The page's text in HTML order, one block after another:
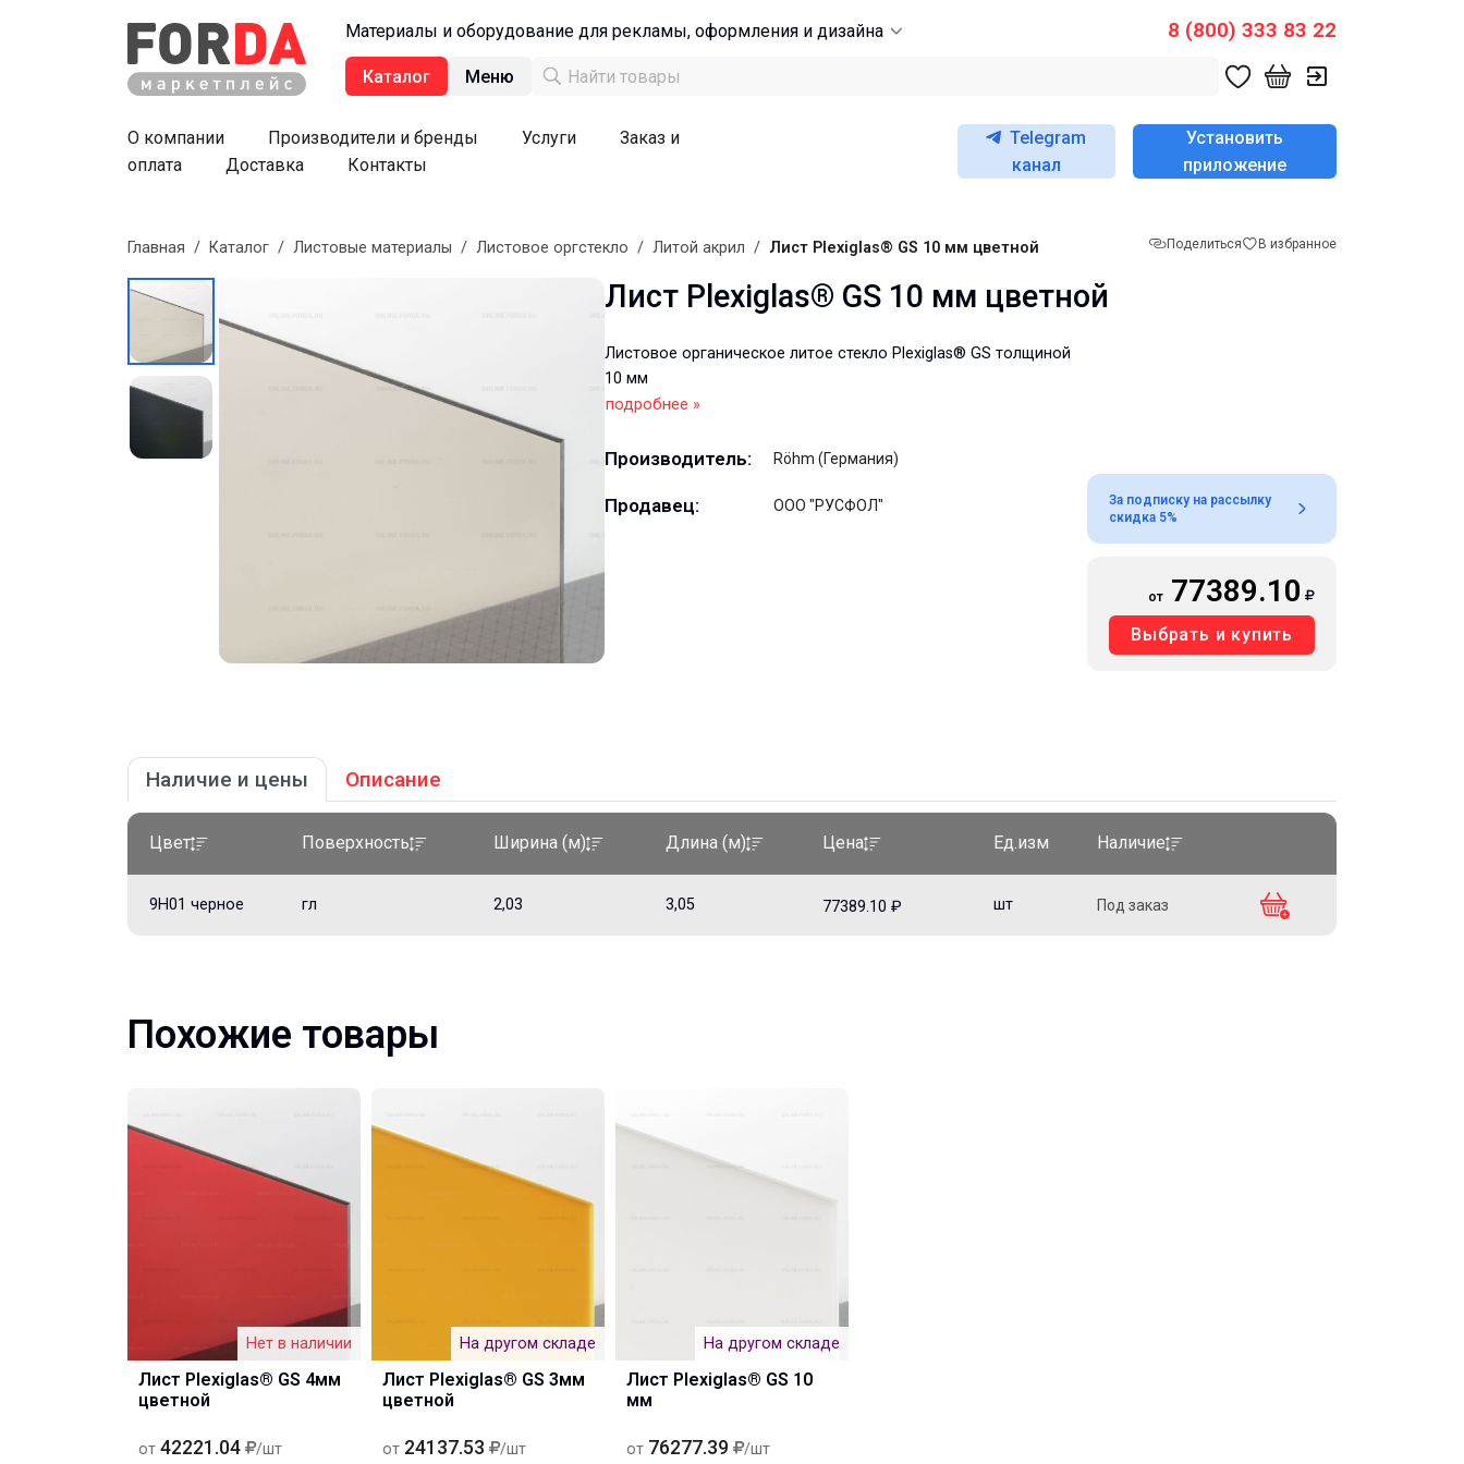
Материалы и оборудование для рекламы, оформления и дизайна 8 (800) 333 83 22
Каталог Меню
О компании Производители и бренды Услуги
Заказ и
оплата
Доставка Контакты
Telegram
канал
Установить
приложение
Поделиться В избранное
Главная / Каталог / Листовые материалы / Листовое оргстекло / Литой акрил / Лист Plexiglas® GS 10 мм цветной
Лист Plexiglas® GS 10 мм цветной
Листовое органическое литое стекло Plexiglas® GS толщиной
10 мм
подробнее »
Производитель: Röhm (Германия)
Продавец: ООО "РУСФОЛ"
За подписку на рассылку
скидка 5%
от 77389.10
Выбрать и купить
Наличие и цены Описание
Цвет Поверхность Ширина (м) Длина (м) Цена Ед.изм Наличие
9Н01 черное гл 2,03 3,05 77389.10 ₽ шт Под заказ
Похожие товары
Нет в наличии
Лист Plexiglas® GS 4мм
цветной
от 42221.04 /шт
На другом складе
Лист Plexiglas® GS 3мм
цветной
от 24137.53 /шт
На другом складе
Лист Plexiglas® GS 10
мм
от 76277.39 /шт